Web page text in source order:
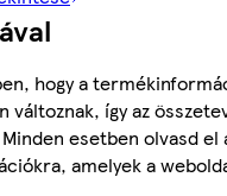
hogy a
így az
esetben olvasd
amelyek a